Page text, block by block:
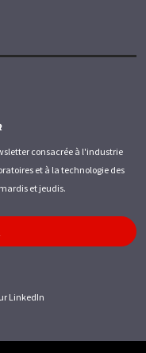
consacrée à l'industrie
et à la technologie des
et jeudis.
LinkedIn